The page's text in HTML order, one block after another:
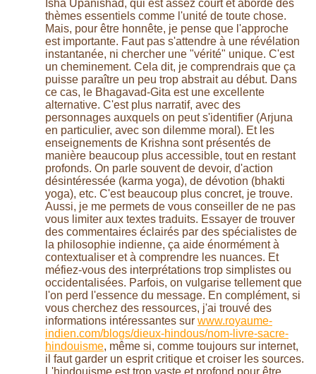
Isha Upanishad, qui est assez court et aborde des
thèmes essentiels comme l'unité de toute chose.
Mais, pour être honnête, je pense que l'approche
est importante. Faut pas s'attendre à une révélation
instantanée, ni chercher une "vérité" unique. C'est
un cheminement. Cela dit, je comprendrais que ça
puisse paraître un peu trop abstrait au début. Dans
ce cas, le Bhagavad-Gita est une excellente
alternative. C'est plus narratif, avec des
personnages auxquels on peut s'identifier (Arjuna
en particulier, avec son dilemme moral). Et les
enseignements de Krishna sont présentés de
manière beaucoup plus accessible, tout en restant
profonds. On parle souvent de devoir, d'action
désintéressée (karma yoga), de dévotion (bhakti
yoga), etc. C'est beaucoup plus concret, je trouve.
Aussi, je me permets de vous conseiller de ne pas
vous limiter aux textes traduits. Essayer de trouver
des commentaires éclairés par des spécialistes de
la philosophie indienne, ça aide énormément à
contextualiser et à comprendre les nuances. Et
méfiez-vous des interprétations trop simplistes ou
occidentalisées. Parfois, on vulgarise tellement que
l'on perd l'essence du message. En complément, si
vous cherchez des ressources, j'ai trouvé des
informations intéressantes sur www.royaume-
indien.com/blogs/dieux-hindous/nom-livre-sacre-
hindouisme, même si, comme toujours sur internet,
il faut garder un esprit critique et croiser les sources.